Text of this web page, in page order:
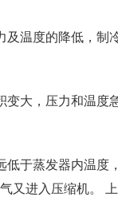
温度的降低，制
大，压力和温度
于蒸发器内温度
又进入压缩机。